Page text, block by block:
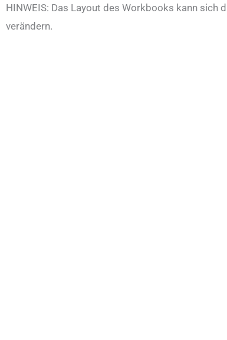
HINWEIS: Das Layout des Workbooks kann sich
verändern.